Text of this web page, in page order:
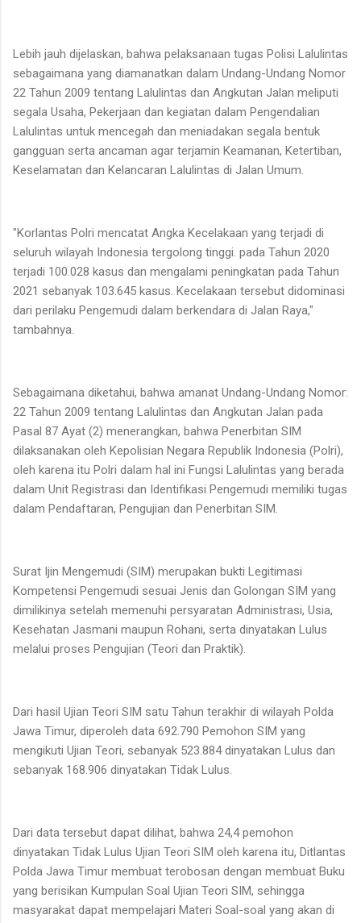
Lebih jauh dijelaskan, bahwa pelaksanaan tugas Polisi Lalulintas
sebagaimana yang diamanatkan dalam Undang-Undang Nomor
22 Tahun 2009 tentang Lalulintas dan Angkutan Jalan meliputi
segala Usaha, Pekerjaan dan kegiatan dalam Pengendalian
Lalulintas untuk mencegah dan meniadakan segala bentuk
gangguan serta ancaman agar terjamin Keamanan, Ketertiban,
Keselamatan dan Kelancaran Lalulintas di Jalan Umum.
"Korlantas Polri mencatat Angka Kecelakaan yang terjadi di
seluruh wilayah Indonesia tergolong tinggi. pada Tahun 2020
terjadi 100.028 kasus dan mengalami peningkatan pada Tahun
2021 sebanyak 103.645 kasus. Kecelakaan tersebut didominasi
dari perilaku Pengemudi dalam berkendara di Jalan Raya,"
tambahnya.
Sebagaimana diketahui, bahwa amanat Undang-Undang Nomor:
22 Tahun 2009 tentang Lalulintas dan Angkutan Jalan pada
Pasal 87 Ayat (2) menerangkan, bahwa Penerbitan SIM
dilaksanakan oleh Kepolisian Negara Republik Indonesia (Polri),
oleh karena itu Polri dalam hal ini Fungsi Lalulintas yang berada
dalam Unit Registrasi dan Identifikasi Pengemudi memiliki tugas
dalam Pendaftaran, Pengujian dan Penerbitan SIM.
Surat Ijin Mengemudi (SIM) merupakan bukti Legitimasi
Kompetensi Pengemudi sesuai Jenis dan Golongan SIM yang
dimilikinya setelah memenuhi persyaratan Administrasi, Usia,
Kesehatan Jasmani maupun Rohani, serta dinyatakan Lulus
melalui proses Pengujian (Teori dan Praktik).
Dari hasil Ujian Teori SIM satu Tahun terakhir di wilayah Polda
Jawa Timur, diperoleh data 692.790 Pemohon SIM yang
mengikuti Ujian Teori, sebanyak 523.884 dinyatakan Lulus dan
sebanyak 168.906 dinyatakan Tidak Lulus.
Dari data tersebut dapat dilihat, bahwa 24,4 pemohon
dinyatakan Tidak Lulus Ujian Teori SIM oleh karena itu, Ditlantas
Polda Jawa Timur membuat terobosan dengan membuat Buku
yang berisikan Kumpulan Soal Ujian Teori SIM, sehingga
masyarakat dapat mempelajari Materi Soal-soal yang akan di